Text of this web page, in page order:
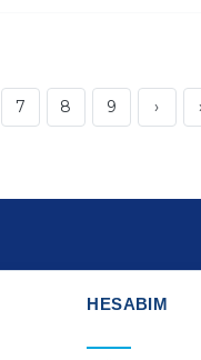
7 8 9 ›
HESABIM